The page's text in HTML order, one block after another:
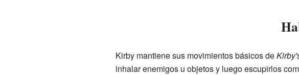
Kirby mantiene sus movimientos básicos de
inhalar enemigos u objetos y luego escupirlos